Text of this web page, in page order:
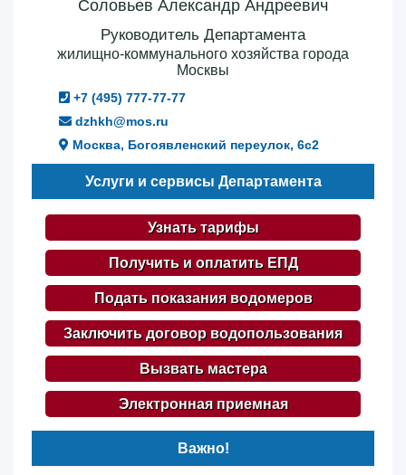
Соловьев Александр Андреевич
Руководитель Департамента
жилищно-коммунального хозяйства города
Москвы
+7 (495) 777-77-77
dzhkh@mos.ru
Москва, Богоявленский переулок, 6с2
Услуги и сервисы Департамента
Узнать тарифы
Получить и оплатить ЕПД
Подать показания водомеров
Заключить договор водопользования
Вызвать мастера
Электронная приемная
Важно!